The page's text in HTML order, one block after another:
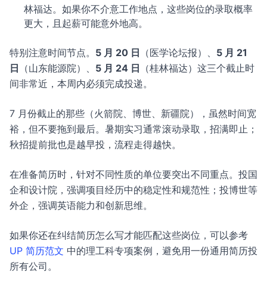
林福达。如果你不介意工作地点，这些岗位的录取概率
更大，且起薪可能意外地高。
特别注意时间节点。 5 月 20 日 （医学论坛报）、 5 月 21
日 （山东能源院）、 5 月 24 日 （桂林福达）这三个截止时
间非常近，本周内必须完成投递。
7 月份截止的那些（火箭院、博世、新疆院），虽然时间宽
裕，但不要拖到最后。暑期实习通常滚动录取，招满即止；
秋招提前批也是越早投，流程走得越快。
在准备简历时，针对不同性质的单位要突出不同重点。投国
企和设计院，强调项目经历中的稳定性和规范性；投博世等
外企，强调英语能力和创新思维。
如果你还在纠结简历怎么写才能匹配这些岗位，可以参考
UP 简历范文 中的理工科专项案例，避免用一份通用简历投
所有公司。